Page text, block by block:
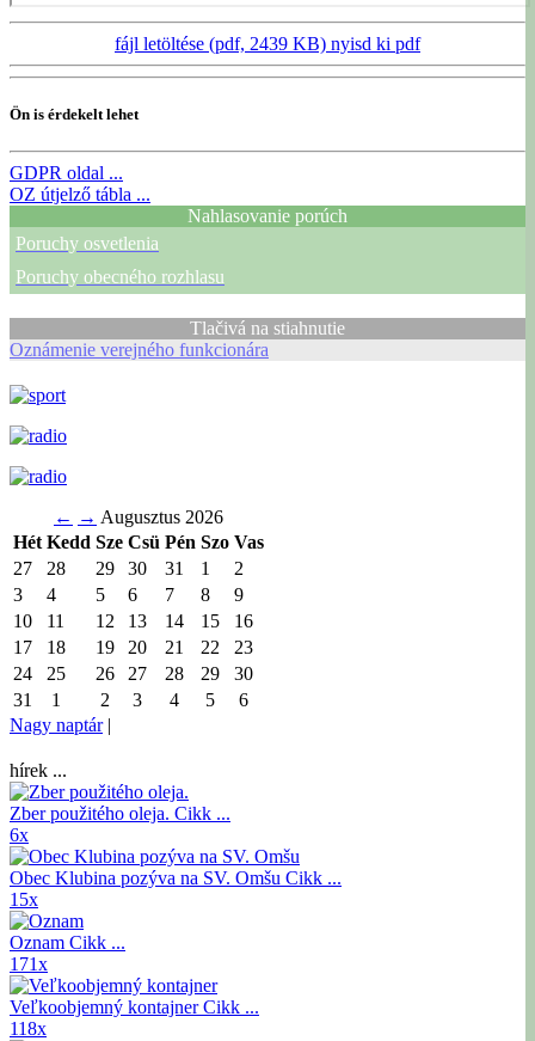
fájl letöltése (pdf, 2439 KB) nyisd ki pdf
Ön is érdekelt lehet
GDPR oldal ...
OZ útjelző tábla ...
Nahlasovanie porúch
Poruchy osvetlenia
Poruchy obecného rozhlasu
Tlačivá na stiahnutie
Oznámenie verejného funkcionára
← → Augusztus 2026
Hét Kedd Sze Csü Pén Szo Vas
27
28 29 30 31 1
2
3
4 5 6 7 8
9
10
11 12 13 14 15
16
17
18 19 20 21 22
23
24
25 26 27 28 29
30
31
1 2 3 4 5
6
Nagy naptár|
hírek ...
Zber použitého oleja. Cikk ...
6x
Obec Klubina pozýva na SV. Omšu Cikk ...
15x
Oznam Cikk ...
171x
Veľkoobjemný kontajnerCikk ...
118x